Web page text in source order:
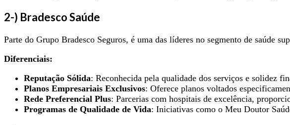
2-) Bradesco Saúde
Parte do Grupo Bradesco Seguros, é uma das líderes no segmento de saúde
Diferenciais:
Reputação Sólida: Reconhecida pela qualidade dos serviços e solidez
Planos Empresariais Exclusivos: Oferece planos voltados
Rede Preferencial Plus: Parcerias com hospitais de excelência,
Programas de Qualidade de Vida: Iniciativas como o Meu Doutor